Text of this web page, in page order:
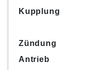
Kupplung
Zündung
Antrieb